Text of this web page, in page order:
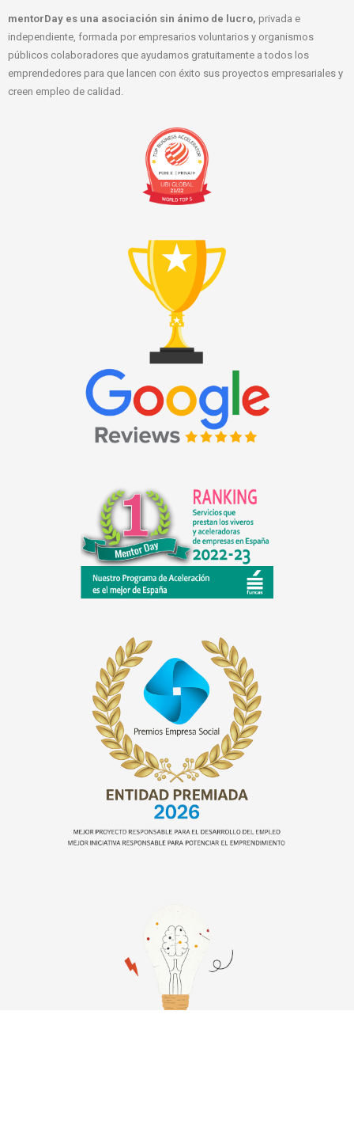
mentorDay es una asociación sin ánimo de lucro, privada e
independiente, formada por empresarios voluntarios y organismos
públicos colaboradores que ayudamos gratuitamente a todos los
emprendedores para que lancen con éxito sus proyectos empresariales y
creen empleo de calidad.